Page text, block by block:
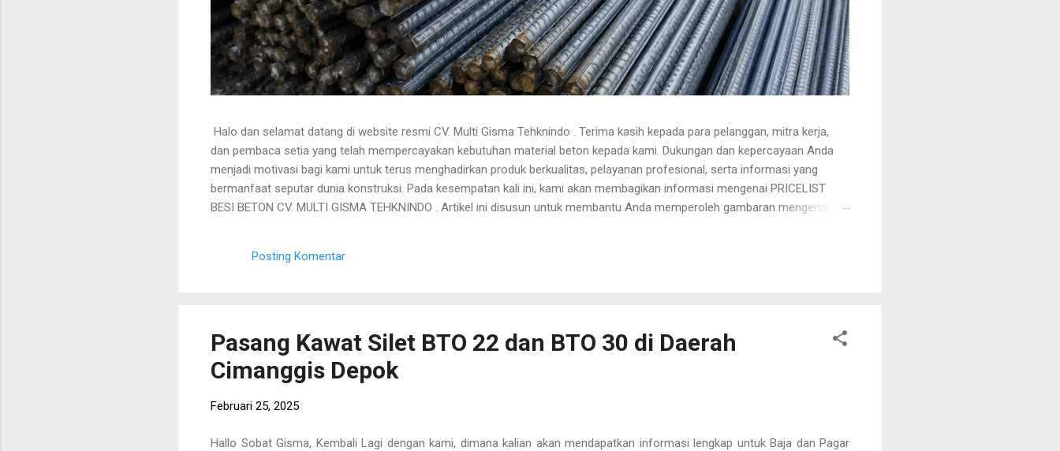
Halo dan selamat datang di website resmi CV. Multi Gisma Tehknindo . Terima kasih kepada para pelanggan, mitra kerja,
dan pembaca setia yang telah mempercayakan kebutuhan material beton kepada kami. Dukungan dan kepercayaan Anda
menjadi motivasi bagi kami untuk terus menghadirkan produk berkualitas, pelayanan profesional, serta informasi yang
bermanfaat seputar dunia konstruksi. Pada kesempatan kali ini, kami akan membagikan informasi mengenai PRICELIST
BESI BETON CV. MULTI GISMA TEHKNINDO . Artikel ini disusun untuk membantu Anda memperoleh gambaran mengenai
memberikan solusi terbaik melalui produk besi beton yang kuat, tahan lama, memiliki kualitas terjamin, dan didukung oleh
Posting Komentar
Pasang Kawat Silet BTO 22 dan BTO 30 di Daerah
Cimanggis Depok
Februari 25, 2025
Hallo Sobat Gisma, Kembali Lagi dengan kami, dimana kalian akan mendapatkan informasi lengkap untuk Baja dan Pagar